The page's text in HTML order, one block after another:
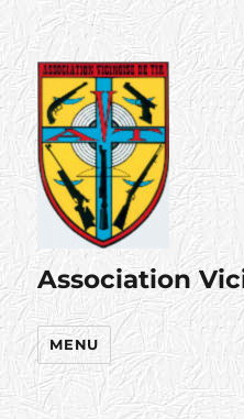
Association
MENU